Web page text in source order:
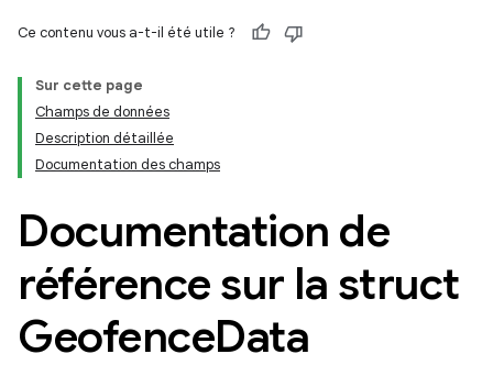
Ce contenu vous a-t-il été utile ?
Sur cette page
Champs de données
Description détaillée
Documentation des champs
Documentation de
référence sur la struct
GeofenceData